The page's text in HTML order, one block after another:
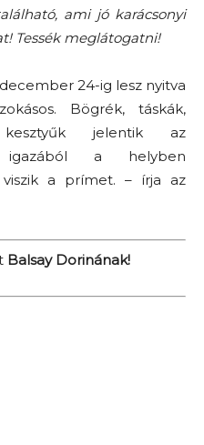
ami jó karácsonyi
Tessék meglátogatni!
24-ig lesz nyitva
Bögrék, táskák,
kesztyűk jelentik az
igazából a helyben
a prímet. – írja az
Balsay Dorinának!